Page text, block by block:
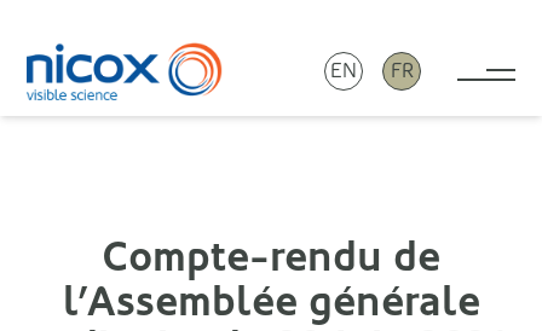
Nicox
EN FR
Compte-rendu de
l’Assemblée générale